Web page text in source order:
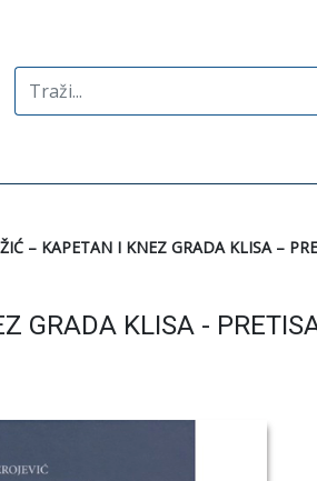
Search
for:
– KAPETAN I KNEZ GRADA KLISA –
GRADA KLISA -